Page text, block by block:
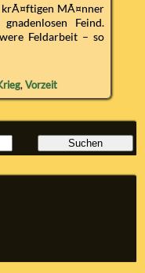
krÃ¤ftigen MÃ¤nner
Feind.
Feldarbeit – so
, Vorzeit